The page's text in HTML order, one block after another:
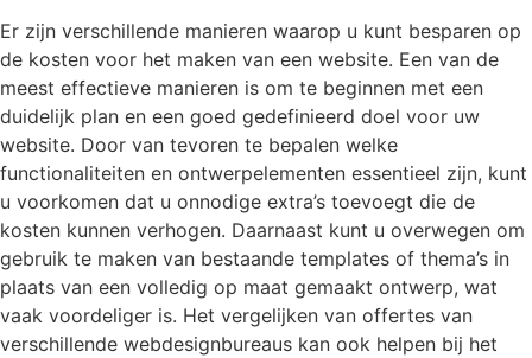
Er zijn verschillende manieren waarop u kunt besparen op
de kosten voor het maken van een website. Een van de
meest effectieve manieren is om te beginnen met een
duidelijk plan en een goed gedefinieerd doel voor uw
website. Door van tevoren te bepalen welke
functionaliteiten en ontwerpelementen essentieel zijn, kunt
u voorkomen dat u onnodige extra’s toevoegt die de
kosten kunnen verhogen. Daarnaast kunt u overwegen om
gebruik te maken van bestaande templates of thema’s in
plaats van een volledig op maat gemaakt ontwerp, wat
vaak voordeliger is. Het vergelijken van offertes van
verschillende webdesignbureaus kan ook helpen bij het